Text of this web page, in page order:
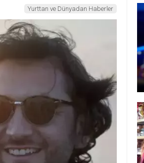
Yurttan ve Dünyadan Haberler